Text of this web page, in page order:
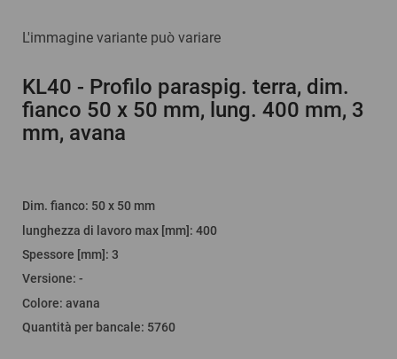
L'immagine variante può variare
KL40 - Profilo paraspig. terra, dim.
fianco 50 x 50 mm, lung. 400 mm, 3
mm, avana
Dim. fianco: 50 x 50 mm
lunghezza di lavoro max [mm]: 400
Spessore [mm] : 3
Versione: -
Colore: avana
Quantità per bancale: 5760